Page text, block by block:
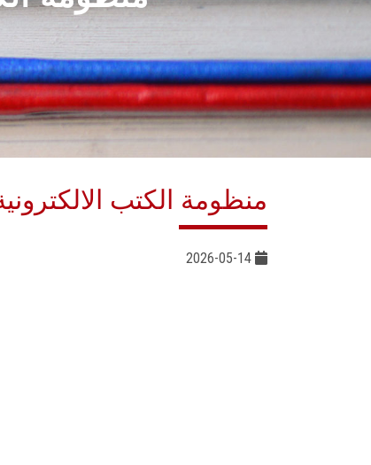
منظومة الكتب